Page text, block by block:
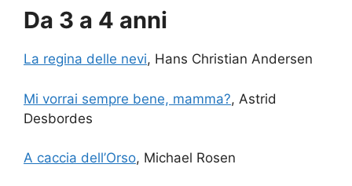
Da 3 a 4 anni
La regina delle nevi, Hans Christian Andersen
Mi vorrai sempre bene, mamma?, Astrid
Desbordes
A caccia dell’Orso, Michael Rosen